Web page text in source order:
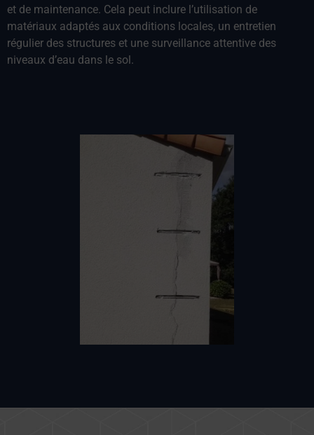
et de maintenance. Cela peut inclure l’utilisation de
matériaux adaptés aux conditions locales, un entretien
régulier des structures et une surveillance attentive des
niveaux d’eau dans le sol.